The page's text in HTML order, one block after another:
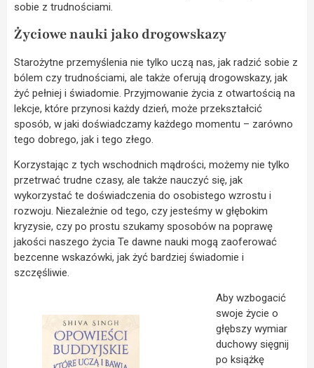
sobie z trudnościami.
Życiowe nauki jako drogowskazy
Starożytne przemyślenia nie tylko uczą nas, jak radzić sobie z
bólem czy trudnościami, ale także oferują drogowskazy, jak
żyć pełniej i świadomie. Przyjmowanie życia z otwartością na
lekcje, które przynosi każdy dzień, może przekształcić
sposób, w jaki doświadczamy każdego momentu – zarówno
tego dobrego, jak i tego złego.
Korzystając z tych wschodnich mądrości, możemy nie tylko
przetrwać trudne czasy, ale także nauczyć się, jak
wykorzystać te doświadczenia do osobistego wzrostu i
rozwoju. Niezależnie od tego, czy jesteśmy w głębokim
kryzysie, czy po prostu szukamy sposobów na poprawę
jakości naszego życia Te dawne nauki mogą zaoferować
bezcenne wskazówki, jak żyć bardziej świadomie i
szczęśliwie.
Aby wzbogacić
swoje życie o
głębszy wymiar
duchowy sięgnij
po książkę